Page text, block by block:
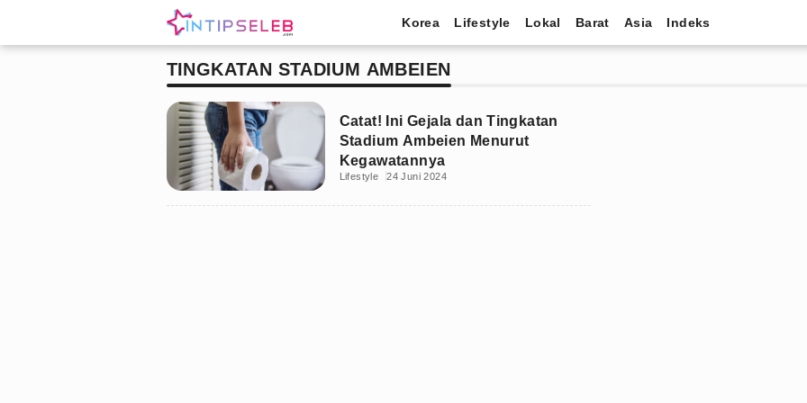
Korea Lifestyle Lokal Barat Asia Indeks
TINGKATAN STADIUM AMBEIEN
Catat! Ini Gejala dan Tingkatan
Stadium Ambeien Menurut
Kegawatannya
Lifestyle 24 Juni 2024